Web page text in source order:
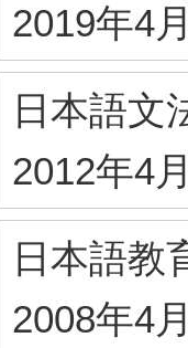
2019年4
日本語文
2012年4
日本語教
2008年4